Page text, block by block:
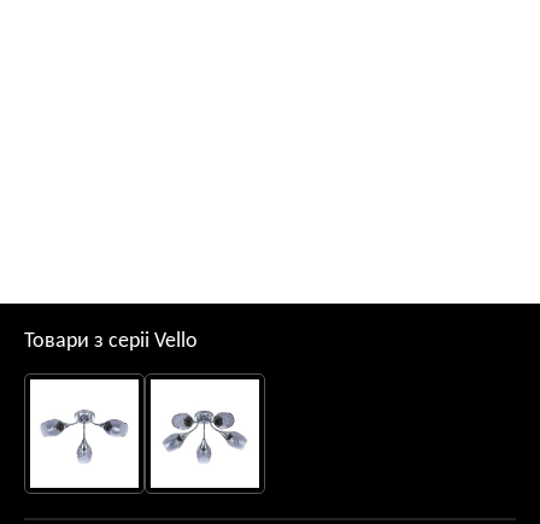
Товари з серii Vello